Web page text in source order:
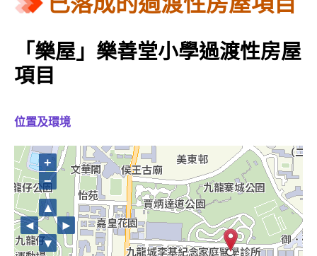
「樂屋」樂善堂小學過渡性房屋
項目
位置及環境
+
−
▲
◄
►
▼